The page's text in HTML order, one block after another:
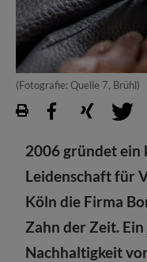
(Fotografie: Quelle 7, Brühl)
2006 gründet ein
Leidenschaft für
Köln die Firma
Zahn der Zeit.
Nachhaltigkeit